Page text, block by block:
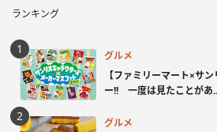
ランキング
グルメ
【ファミリーマート×サ
ー!! 一度は見たことがあ
グルメ